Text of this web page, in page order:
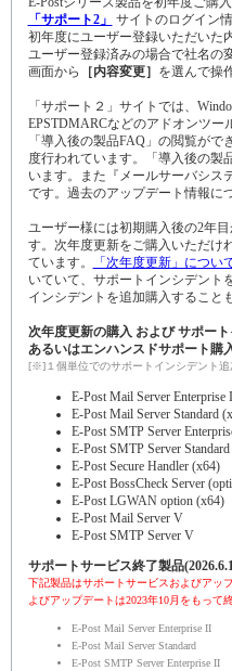
「サポート2」
サイトのログイン
初年度にユーザー登録いただいた
ユーザー登録済みの場合で社名の
画面から
［内容変更］ を選んで操
「サポート２」サイトでは、
EPSTDMARCなどのアドオンツー
「導入後の製品FAQ」の閲覧が
度行われています。「導入後の製
います。また『メールサーバシス
です。過去のアップデート情報に
ユーザー様には初期購入後の2年
す。次年度更新をご購入いただけ
ています。
「次年度更新」につい
いていて、サポートインシデント
インシデントを追加購入すること
次年度更新の購入 および サポー
あるいはエンハンスドサポート購
[※]１個単位でのサポートインシデント
E-Post Mail Server Enterprise
E-Post Mail Server Standard
E-Post SMTP Server
E-Post SMTP Server
E-Post Secure Handler (x64)
E-Post BossCheck Server
E-Post LGWAN option (x64)
E-Post Mail Server V
E-Post SMTP Server V
サポートサービス終了製品
下記製品はサポートサービスおよびアッ
よびアップデートは2023年10月をもって
E-Post Mail Server Enterprise II
E-Post Mail Server Standard
E-Post SMTP Server Enterprise II